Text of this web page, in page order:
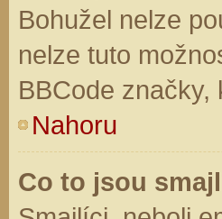
Bohužel nelze
nelze tuto
BBCode značky,
Nahoru
Co to jsou